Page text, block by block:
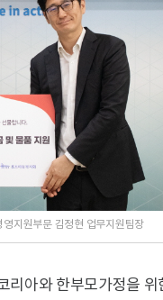
지원부문 김정현 업무지원팀장
리아와 한부모가정을